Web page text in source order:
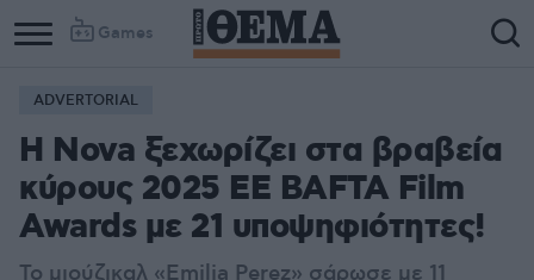
Games
ADVERTORIAL
Η Nova ξεχωρίζει στα βραβεία
κύρους 2025 EE BAFTA Film
Awards με 21 υποψηφιότητες!
Το μιούζικαλ «Emilia Perez» σάρωσε με 11